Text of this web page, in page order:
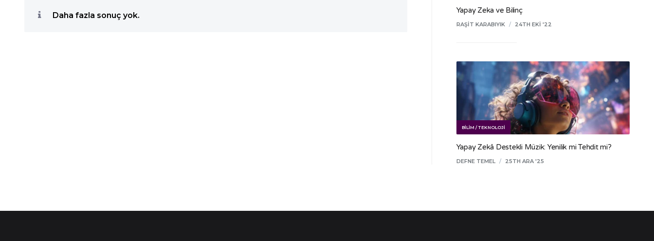
Daha fazla sonuç yok.
Yapay Zeka ve Bilinç
RAŞIT KARABIYIK / 24TH EKI '22
BILIM / TEKNOLOJI
Yapay Zekâ Destekli Müzik: Yenilik mi Tehdit mi?
DEFNE TEMEL / 25TH ARA '25